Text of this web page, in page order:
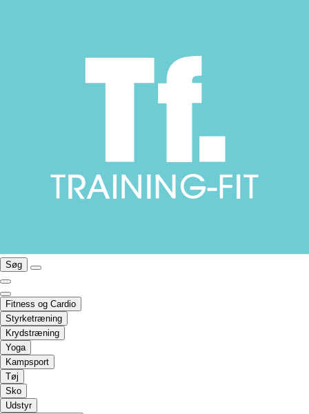
Søg
Fitness og Cardio
Styrketræning
Krydstræning
Yoga
Kampsport
Tøj
Sko
Udstyr